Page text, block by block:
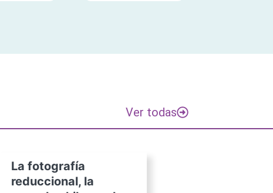
Ver todas
La fotografía
reduccional, la